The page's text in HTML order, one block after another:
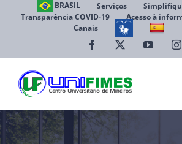
BRASIL Serviços
Transparência COVID-19
Acesso à
Canais
Facebook